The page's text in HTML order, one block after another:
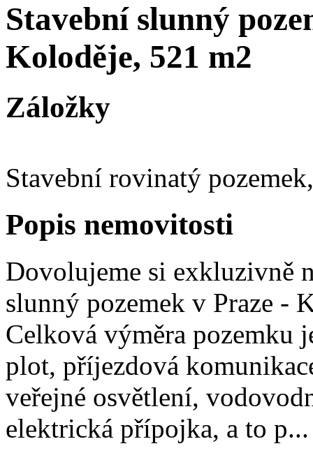
Stavební slunný
Koloděje, 521 m2
Záložky
Stavební rovinatý
Popis nemovitosti
Dovolujeme si exkluzivně
slunný pozemek v Praze -
Celková výměra pozemku
plot, příjezdová
veřejné osvětlení,
elektrická přípojka, a to p...